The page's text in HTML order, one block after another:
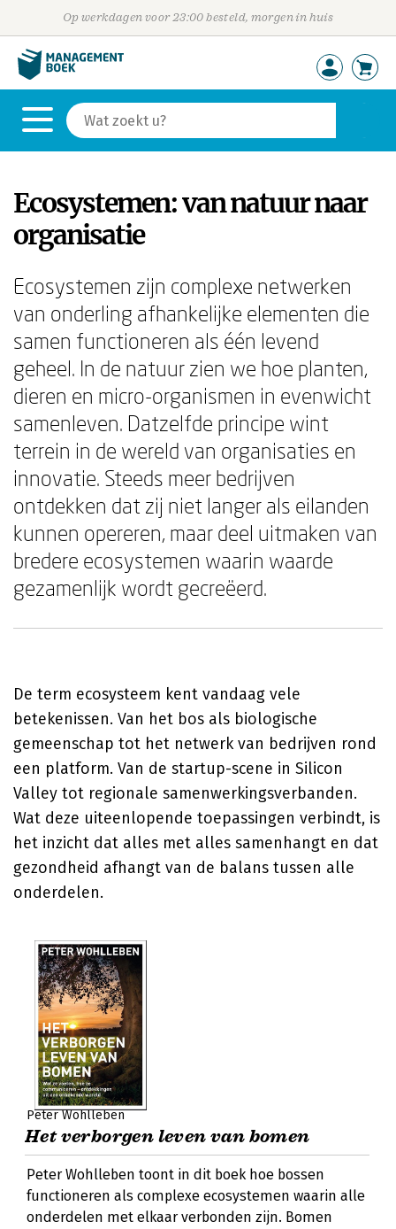
Op werkdagen voor 23:00 besteld, morgen in huis
Ecosystemen: van natuur naar
organisatie
Ecosystemen zijn complexe netwerken
van onderling afhankelijke elementen die
samen functioneren als één levend
geheel. In de natuur zien we hoe planten,
dieren en micro-organismen in evenwicht
samenleven. Datzelfde principe wint
terrein in de wereld van organisaties en
innovatie. Steeds meer bedrijven
ontdekken dat zij niet langer als eilanden
kunnen opereren, maar deel uitmaken van
bredere ecosystemen waarin waarde
gezamenlijk wordt gecreëerd.
De term ecosysteem kent vandaag vele
betekenissen. Van het bos als biologische
gemeenschap tot het netwerk van bedrijven rond
een platform. Van de startup-scene in Silicon
Valley tot regionale samenwerkingsverbanden.
Wat deze uiteenlopende toepassingen verbindt, is
het inzicht dat alles met alles samenhangt en dat
gezondheid afhangt van de balans tussen alle
onderdelen.
Peter Wohlleben
Het verborgen leven van bomen
Peter Wohlleben toont in dit boek hoe bossen
functioneren als complexe ecosystemen waarin alle
onderdelen met elkaar verbonden zijn. Bomen